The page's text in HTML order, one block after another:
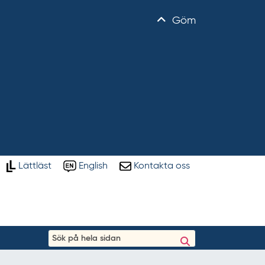
Göm
Lättläst English Kontakta oss
S
ö